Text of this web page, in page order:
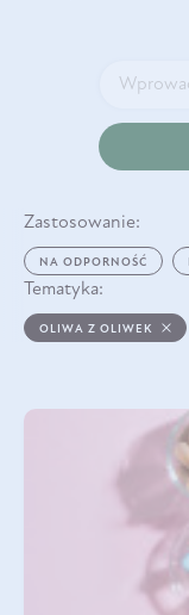
Zastosowanie:
NA ODPORNOŚĆ
Tematyka:
OLIWA Z OLIWEK